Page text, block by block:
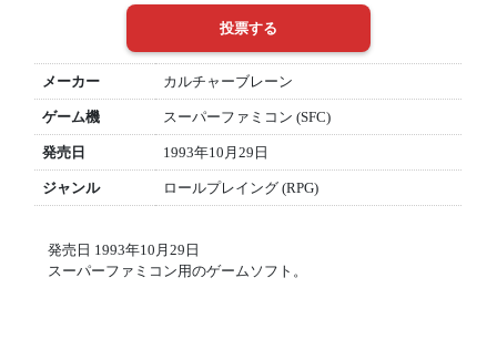
メーカー カルチャーブレーン
ゲーム機 スーパーファミコン (SFC)
発売日 1993年10月29日
ジャンル ロールプレイング (RPG)
発売日 1993年10月29日
スーパーファミコン用のゲームソフト。